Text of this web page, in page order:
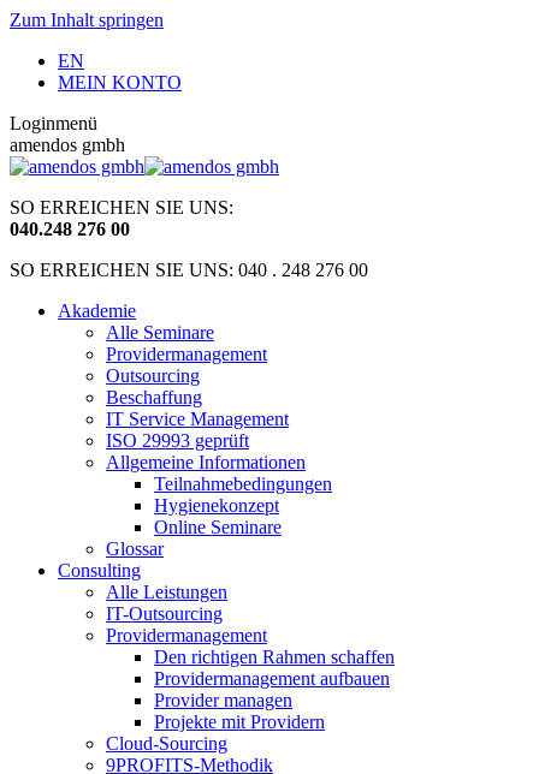
Zum Inhalt springen
EN
MEIN KONTO
Loginmenü
amendos gmbh
SO ERREICHEN SIE UNS:
040.248 276 00
SO ERREICHEN SIE UNS: 040 . 248 276 00
Akademie
Alle Seminare
Providermanagement
Outsourcing
Beschaffung
IT Service Management
ISO 29993 geprüft
Allgemeine Informationen
Teilnahmebedingungen
Hygienekonzept
Online Seminare
Glossar
Consulting
Alle Leistungen
IT-Outsourcing
Providermanagement
Den richtigen Rahmen schaffen
Providermanagement aufbauen
Provider managen
Projekte mit Providern
Cloud-Sourcing
9PROFITS-Methodik